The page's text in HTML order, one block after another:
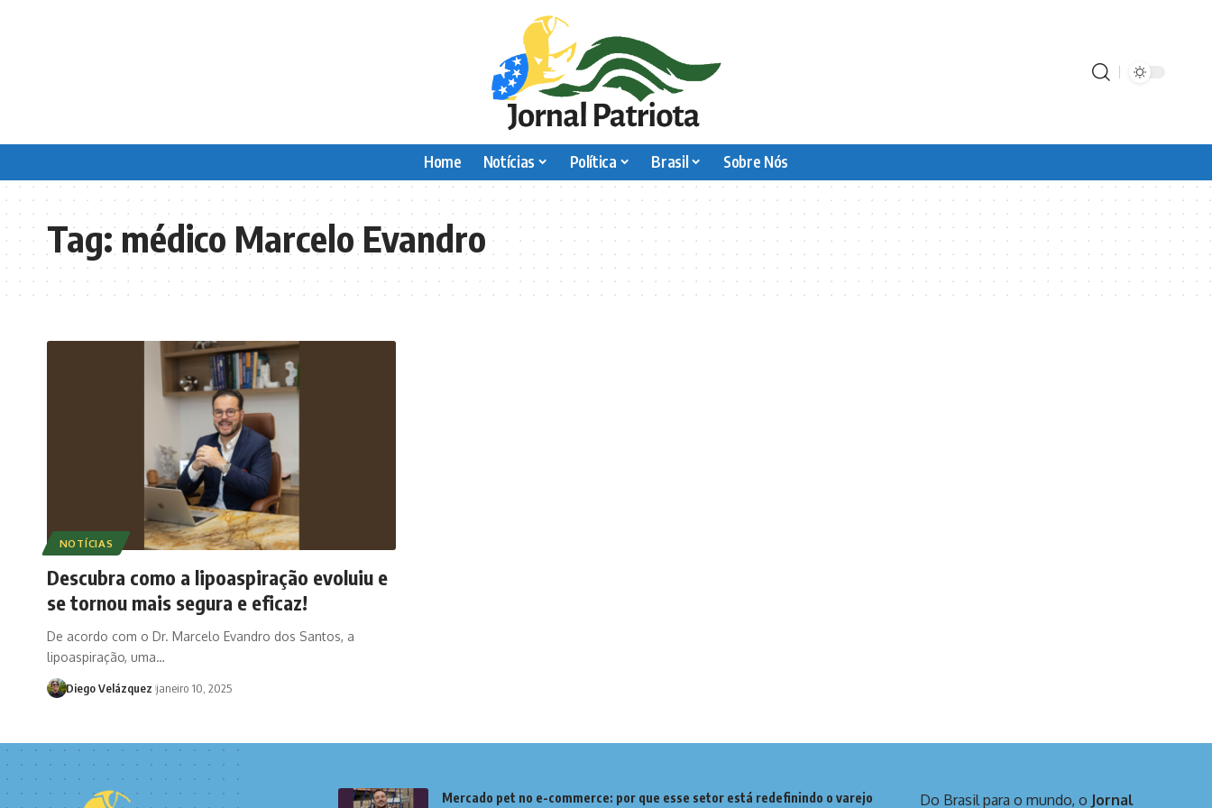
Home Notícias Política Brasil Sobre Nós
Tag:médico Marcelo Evandro
NOTÍCIAS
Descubra como a lipoaspiração evoluiu e
se tornou mais segura e eficaz!
De acordo com o Dr. Marcelo Evandro dos Santos, a
lipoaspiração, uma…
Diego Velázquez janeiro 10, 2025
Mercado pet no e-commerce: por que esse setor está redefinindo o varejo Do Brasil para o mundo, o Jornal